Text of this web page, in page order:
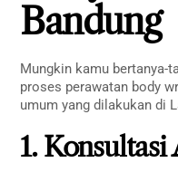
Bandung
Mungkin kamu bertanya-
proses perawatan body
umum yang dilakukan di
1. Konsultasi